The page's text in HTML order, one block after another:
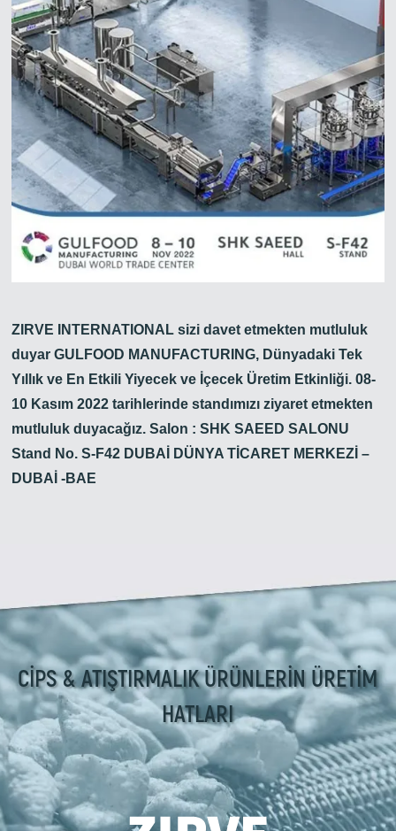
ZIRVE INTERNATIONAL sizi davet etmekten mutluluk
duyar GULFOOD MANUFACTURING, Dünyadaki Tek
Yıllık ve En Etkili Yiyecek ve İçecek Üretim Etkinliği. 08-
10 Kasım 2022 tarihlerinde standımızı ziyaret etmekten
mutluluk duyacağız. Salon : SHK SAEED SALONU
Stand No. S-F42 DUBAİ DÜNYA TİCARET MERKEZİ –
DUBAİ -BAE
CİPS & ATIŞTIRMALIK ÜRÜNLERİN ÜRETİM
HATLARI
Zirve Extrussion
En kısa sürede cevap vereceğiz